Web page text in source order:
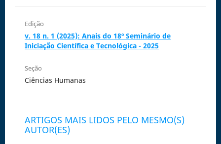
Edição
v. 18 n. 1 (2025): Anais do 18º Seminário de
Iniciação Científica e Tecnológica - 2025
Seção
Ciências Humanas
ARTIGOS MAIS LIDOS PELO MESMO(S)
AUTOR(ES)